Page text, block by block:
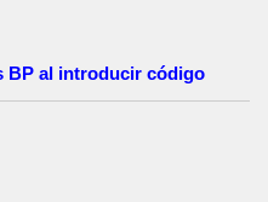
BP al introducir código